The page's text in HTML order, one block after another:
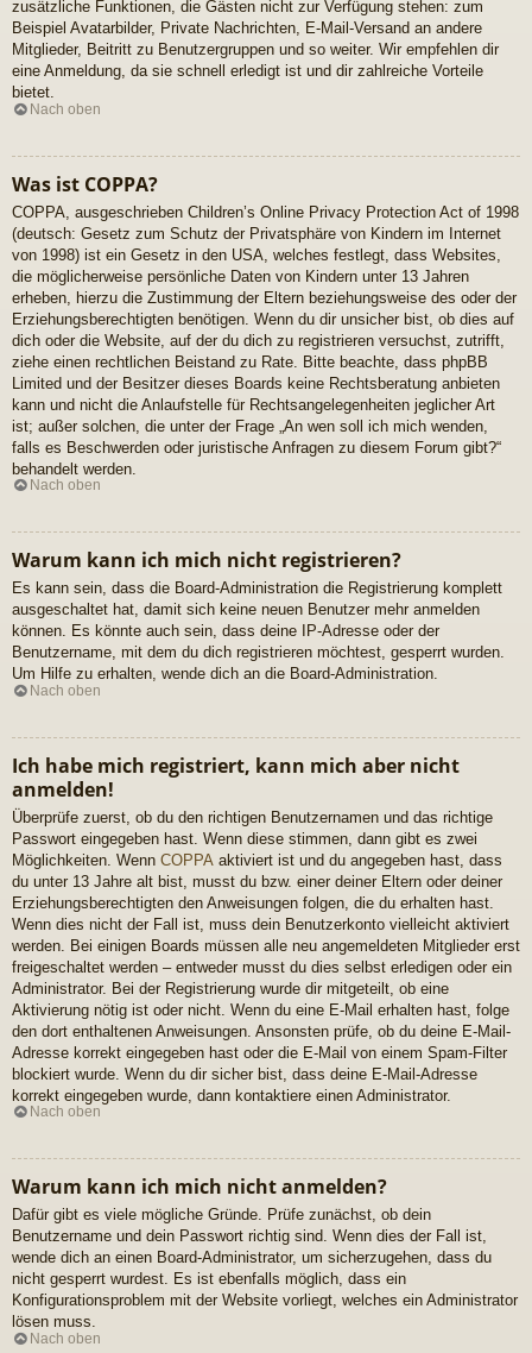
zusätzliche Funktionen, die Gästen nicht zur Verfügung stehen: zum
Beispiel Avatarbilder, Private Nachrichten, E-Mail-Versand an andere
Mitglieder, Beitritt zu Benutzergruppen und so weiter. Wir empfehlen dir
eine Anmeldung, da sie schnell erledigt ist und dir zahlreiche Vorteile
bietet.
Nach oben
Was ist COPPA?
COPPA, ausgeschrieben Children’s Online Privacy Protection Act of 1998
(deutsch: Gesetz zum Schutz der Privatsphäre von Kindern im Internet
von 1998) ist ein Gesetz in den USA, welches festlegt, dass Websites,
die möglicherweise persönliche Daten von Kindern unter 13 Jahren
erheben, hierzu die Zustimmung der Eltern beziehungsweise des oder der
Erziehungsberechtigten benötigen. Wenn du dir unsicher bist, ob dies auf
dich oder die Website, auf der du dich zu registrieren versuchst, zutrifft,
ziehe einen rechtlichen Beistand zu Rate. Bitte beachte, dass phpBB
Limited und der Besitzer dieses Boards keine Rechtsberatung anbieten
kann und nicht die Anlaufstelle für Rechtsangelegenheiten jeglicher Art
ist; außer solchen, die unter der Frage „An wen soll ich mich wenden,
falls es Beschwerden oder juristische Anfragen zu diesem Forum gibt?“
behandelt werden.
Nach oben
Warum kann ich mich nicht registrieren?
Es kann sein, dass die Board-Administration die Registrierung komplett
ausgeschaltet hat, damit sich keine neuen Benutzer mehr anmelden
können. Es könnte auch sein, dass deine IP-Adresse oder der
Benutzername, mit dem du dich registrieren möchtest, gesperrt wurden.
Um Hilfe zu erhalten, wende dich an die Board-Administration.
Nach oben
Ich habe mich registriert, kann mich aber nicht
anmelden!
Überprüfe zuerst, ob du den richtigen Benutzernamen und das richtige
Passwort eingegeben hast. Wenn diese stimmen, dann gibt es zwei
Möglichkeiten. Wenn COPPA aktiviert ist und du angegeben hast, dass
du unter 13 Jahre alt bist, musst du bzw. einer deiner Eltern oder deiner
Erziehungsberechtigten den Anweisungen folgen, die du erhalten hast.
Wenn dies nicht der Fall ist, muss dein Benutzerkonto vielleicht aktiviert
werden. Bei einigen Boards müssen alle neu angemeldeten Mitglieder erst
freigeschaltet werden – entweder musst du dies selbst erledigen oder ein
Administrator. Bei der Registrierung wurde dir mitgeteilt, ob eine
Aktivierung nötig ist oder nicht. Wenn du eine E-Mail erhalten hast, folge
den dort enthaltenen Anweisungen. Ansonsten prüfe, ob du deine E-Mail-
Adresse korrekt eingegeben hast oder die E-Mail von einem Spam-Filter
blockiert wurde. Wenn du dir sicher bist, dass deine E-Mail-Adresse
korrekt eingegeben wurde, dann kontaktiere einen Administrator.
Nach oben
Warum kann ich mich nicht anmelden?
Dafür gibt es viele mögliche Gründe. Prüfe zunächst, ob dein
Benutzername und dein Passwort richtig sind. Wenn dies der Fall ist,
wende dich an einen Board-Administrator, um sicherzugehen, dass du
nicht gesperrt wurdest. Es ist ebenfalls möglich, dass ein
Konfigurationsproblem mit der Website vorliegt, welches ein Administrator
lösen muss.
Nach oben